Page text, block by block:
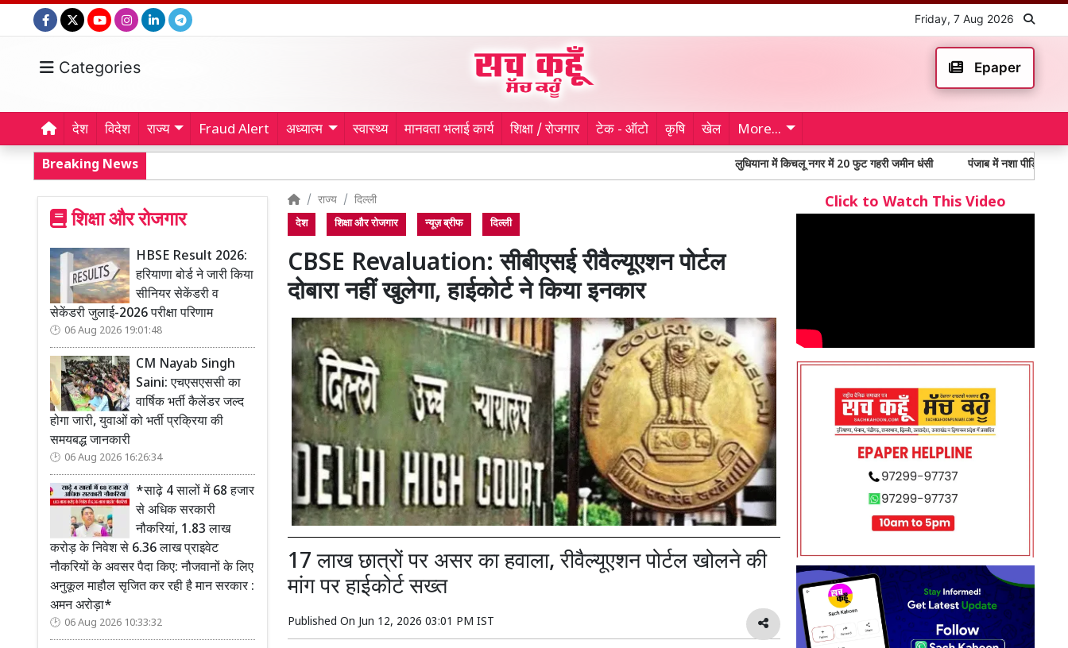
Friday, 7 Aug 2026
Categories Epaper
देश विदेश राज्य Fraud Alert अध्यात्म स्वास्थ्य मानवता भलाई कार्य शिक्षा / रोजगार टेक - ऑटो कृषि खेल More...
Breaking News लुधियाना में किचलू नगर में 20 फुट गहरी जमीन धंसी पंजाब में नशा पीड़ितों में 65% से अधिक
शिक्षा और रोजगार
HBSE Result 2026:
हरियाणा बोर्ड ने जारी किया
सीनियर सेकेंडरी व
सेकेंडरी जुलाई-2026 परीक्षा परिणाम
06 Aug 2026 19:01:48
CM Nayab Singh
Saini: एचएसएससी का
वार्षिक भर्ती कैलेंडर जल्द
होगा जारी, युवाओं को भर्ती प्रक्रिया की
समयबद्ध जानकारी
06 Aug 2026 16:26:34
*साढ़े 4 सालों में 68 हजार
से अधिक सरकारी
नौकरियां, 1.83 लाख
करोड़ के निवेश से 6.36 लाख प्राइवेट
नौकरियों के अवसर पैदा किए: नौजवानों के लिए
अनुकूल माहौल सृजित कर रही है मान सरकार :
अमन अरोड़ा*
06 Aug 2026 10:33:32
राज्य दिल्ली
देश शिक्षा और रोजगार न्यूज़ ब्रीफ दिल्ली
CBSE Revaluation: सीबीएसई रीवैल्यूएशन पोर्टल
दोबारा नहीं खुलेगा, हाईकोर्ट ने किया इनकार
17 लाख छात्रों पर असर का हवाला, रीवैल्यूएशन पोर्टल खोलने की
मांग पर हाईकोर्ट सख्त
Published On Jun 12, 2026 03:01 PM IST
Click to Watch This Video